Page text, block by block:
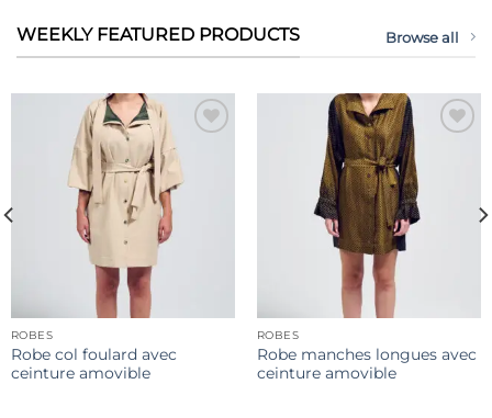
WEEKLY FEATURED PRODUCTS Browse all
Ajouter
à la liste
souhaits
ROBES
Robe col foulard avec
ceinture amovible
souhaits
ROBES
Robe manches longues avec
ceinture amovible